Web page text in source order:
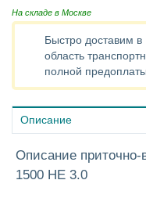
На складе в Москве
Быстро доставим в
область
полной предоплаты
Описание
Описание приточно-
1500 HE 3.0